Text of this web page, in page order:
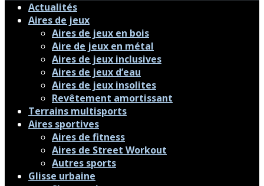
Actualités
Aires de jeux
Aires de jeux en bois
Aire de jeux en métal
Aires de jeux inclusives
Aires de jeux d’eau
Aires de jeux insolites
Revêtement amortissant
Terrains multisports
Aires sportives
Aires de fitness
Aires de Street Workout
Autres sports
Glisse urbaine